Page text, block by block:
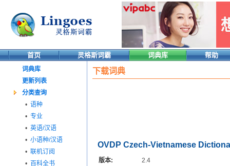
首页 灵格斯词霸 词典库 帮助
词典库
更新列表
分类查询
• 语种
• 专业
• 英语/汉语
• 小语种/汉语
• 联机订阅
• 百科全书
下载词典
OVDP Czech-Vietnamese
版本:
2.4